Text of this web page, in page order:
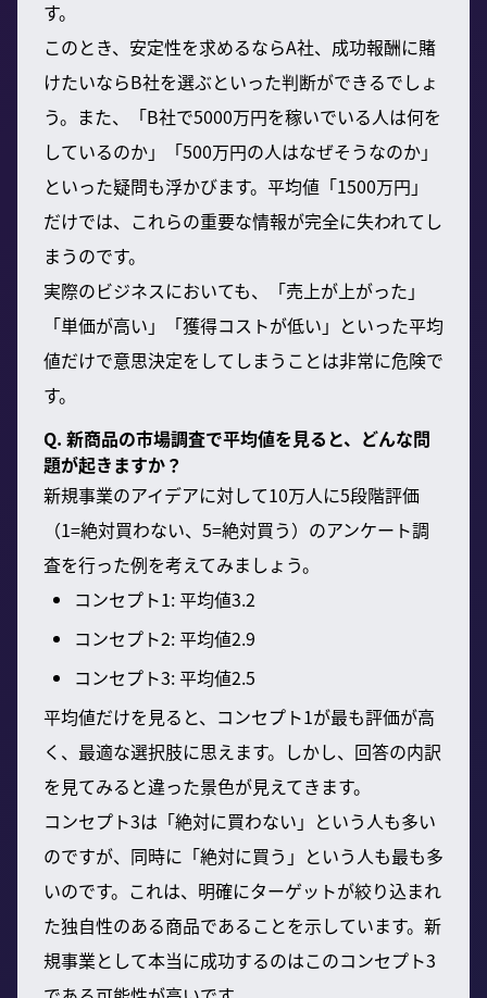
す。
このとき、安定性を求めるならA社、成功報酬に賭
けたいならB社を選ぶといった判断ができるでしょ
う。また、「B社で5000万円を稼いでいる人は何を
しているのか」「500万円の人はなぜそうなのか」
といった疑問も浮かびます。平均値「1500万円」
だけでは、これらの重要な情報が完全に失われてし
まうのです。
実際のビジネスにおいても、「売上が上がった」
「単価が高い」「獲得コストが低い」といった平均
値だけで意思決定をしてしまうことは非常に危険で
す。
Q. 新商品の市場調査で平均値を見ると、どんな問
題が起きますか？
新規事業のアイデアに対して10万人に5段階評価
（1=絶対買わない、5=絶対買う）のアンケート調
査を行った例を考えてみましょう。
コンセプト1: 平均値3.2
コンセプト2: 平均値2.9
コンセプト3: 平均値2.5
平均値だけを見ると、コンセプト1が最も評価が高
く、最適な選択肢に思えます。しかし、回答の内訳
を見てみると違った景色が見えてきます。
コンセプト3は「絶対に買わない」という人も多い
のですが、同時に「絶対に買う」という人も最も多
いのです。これは、明確にターゲットが絞り込まれ
た独自性のある商品であることを示しています。新
規事業として本当に成功するのはこのコンセプト3